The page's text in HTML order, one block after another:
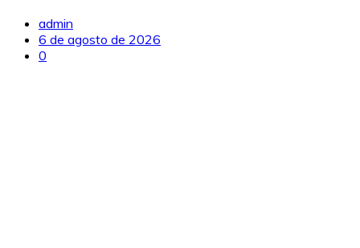
admin
6 de agosto de 2026
0